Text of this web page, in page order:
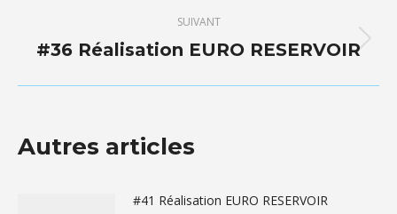
:
SUIVANT
Article
#36 Réalisation EURO RESERVOIR
Autres articles
#41 Réalisation EURO RESERVOIR